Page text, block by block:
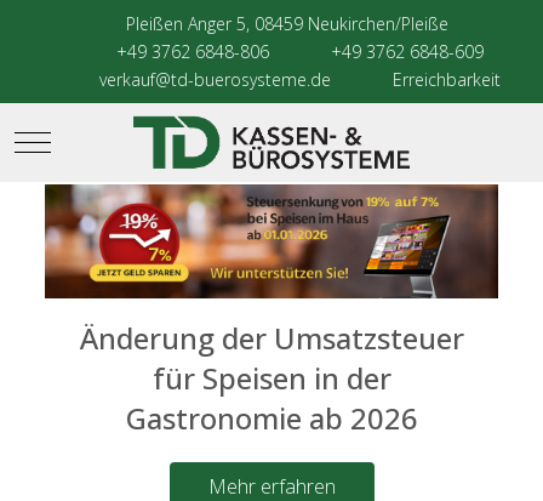
Pleißen Anger 5, 08459 Neukirchen/Pleiße
+49 3762 6848-806
+49 3762 6848-609
verkauf@td-buerosysteme.de
Erreichbarkeit
Mobile Menu Toggle
Änderung der Umsatzsteuer
für Speisen in der
Gastronomie ab 2026
Mehr erfahren